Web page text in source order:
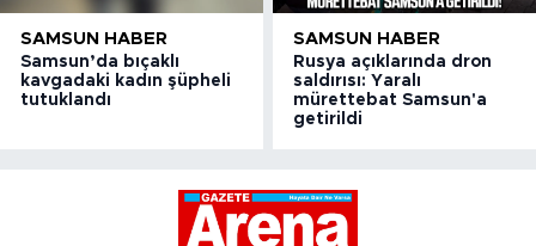
SAMSUN HABER
Samsun’da bıçaklı
kavgadaki kadın şüpheli
tutuklandı
SAMSUN HABER
Rusya açıklarında dron
saldırısı: Yaralı
mürettebat Samsun'a
getirildi